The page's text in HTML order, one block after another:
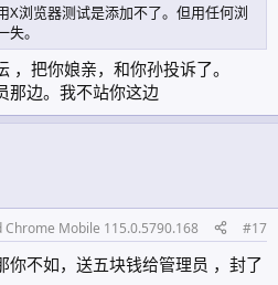
X浏览器测试是添加不了。但用任何浏
。
，把你娘亲，和你孙投诉了。
那边。我不站你这边
Chrome Mobile 115.0.5790.168 #17
你不如，送五块钱给管理员 ，封了